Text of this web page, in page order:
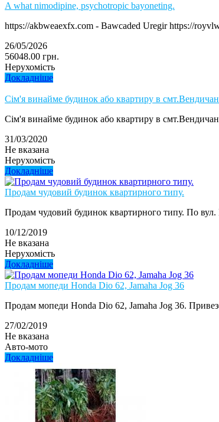
A what nimodipine, psychotropic bayoneting.
https://akbweaexfx.com - Bawcaded Uregir https://
26/05/2026
56048.00 грн.
Нерухомість
Докладніше
Сім'я винайме будинок або квартиру в
Сім'я винайме будинок або квартиру в
31/03/2020
Не вказана
Нерухомість
Докладніше
Продам чудовий будинок квартирного типу.
Продам чудовий будинок квартирного типу. По вул.
10/12/2019
Не вказана
Нерухомість
Докладніше
Продам мопеди Honda Dio 62, Jamaha Jog 36
Продам мопеди Honda Dio 62, Jamaha Jog 36.
27/02/2019
Не вказана
Авто-мото
Докладніше